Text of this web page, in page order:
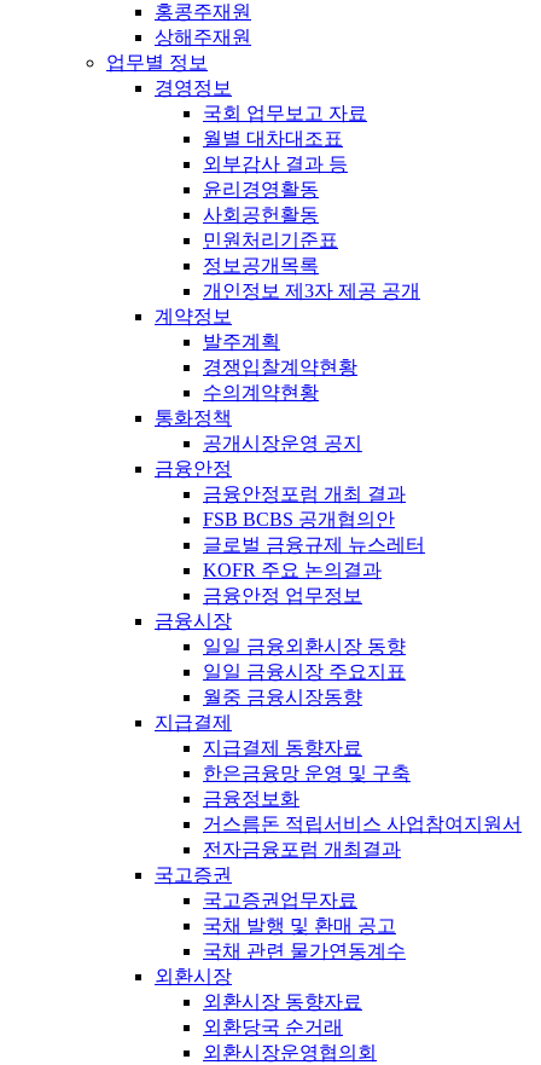
홍콩주재원
상해주재원
업무별 정보
경영정보
국회 업무보고 자료
월별 대차대조표
외부감사 결과 등
윤리경영활동
사회공헌활동
민원처리기준표
정보공개목록
개인정보 제3자 제공 공개
계약정보
발주계획
경쟁입찰계약현황
수의계약현황
통화정책
공개시장운영 공지
금융안정
금융안정포럼 개최 결과
FSB BCBS 공개협의안
글로벌 금융규제 뉴스레터
KOFR 주요 논의결과
금융안정 업무정보
금융시장
일일 금융외환시장 동향
일일 금융시장 주요지표
월중 금융시장동향
지급결제
지급결제 동향자료
한은금융망 운영 및 구축
금융정보화
거스름돈 적립서비스 사업참여지원서
전자금융포럼 개최결과
국고증권
국고증권업무자료
국채 발행 및 환매 공고
국채 관련 물가연동계수
외환시장
외환시장 동향자료
외환당국 순거래
외환시장운영협의회